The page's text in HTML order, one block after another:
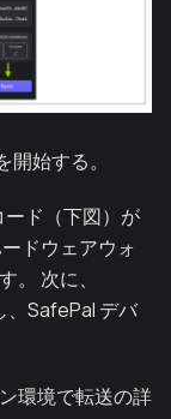
開始する。
ド（下図）が
ドウェアウォ
。 次に、
、SafePal デバ
環境で転送の詳